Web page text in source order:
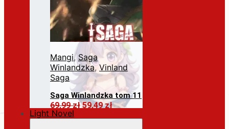
Mangi, Saga
Winlandzka, Vinland
Saga
Saga Winlandzka tom 11
69,99złPierwotna
59,49złAktualna
Dodaj do koszyka
Light Novel